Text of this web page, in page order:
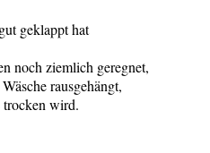
geklappt hat
noch ziemlich geregnet,
rausgehängt,
trocken wird.